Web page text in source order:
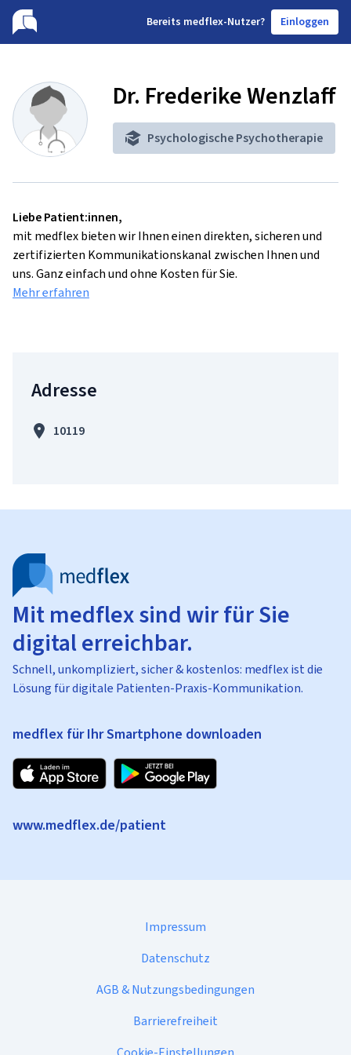
Bereits medflex-Nutzer? Einloggen
Dr. Frederike Wenzlaff
Psychologische Psychotherapie
Liebe Patient:innen,
mit medflex bieten wir Ihnen einen direkten, sicheren und
zertifizierten Kommunikationskanal zwischen Ihnen und
uns. Ganz einfach und ohne Kosten für Sie.
Mehr erfahren
Adresse
10119
Mit medflex sind wir für Sie
digital erreichbar.
Schnell, unkompliziert, sicher & kostenlos: medflex ist die
Lösung für digitale Patienten-Praxis-Kommunikation.
medflex für Ihr Smartphone downloaden
www.medflex.de/patient
Impressum
Datenschutz
AGB & Nutzungsbedingungen
Barrierefreiheit